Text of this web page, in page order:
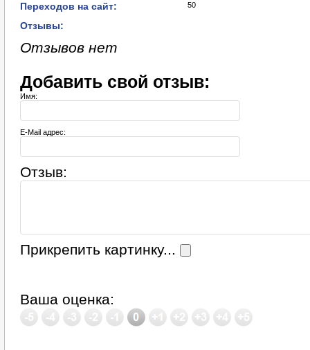
Переходов на сайт: 50
Отзывы:
Отзывов нет
Добавить свой отзыв:
Имя:
E-Mail адрес:
Отзыв:
Прикрепить картинку...
Ваша оценка: